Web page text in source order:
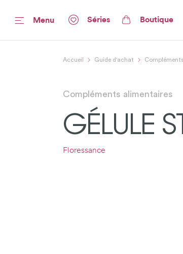
Menu Séries Boutique
Accueil Guide d'achat
Compléments alimentaires
GÉLULE
Floressance